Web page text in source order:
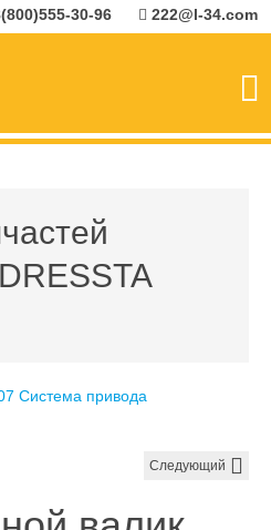
30-96 222@l-34.com
Система привода
Следующий